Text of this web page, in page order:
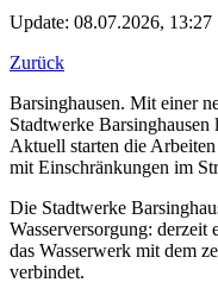
Update: 08.07.2026, 13:27
Zurück
Barsinghausen. Mit einer
Stadtwerke
Aktuell starten die
mit Einschränkungen im
Die Stadtwerke
Wasserversorgung: derzeit
das Wasserwerk mit dem
verbindet.